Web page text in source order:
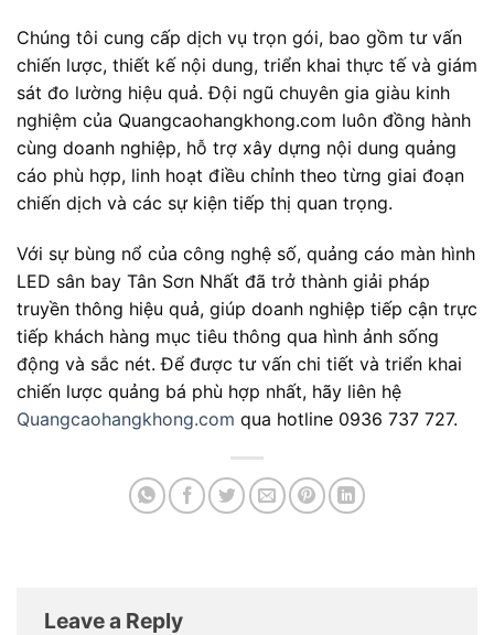
Chúng tôi cung cấp dịch vụ trọn gói, bao gồm tư vấn
chiến lược, thiết kế nội dung, triển khai thực tế và giám
sát đo lường hiệu quả. Đội ngũ chuyên gia giàu kinh
nghiệm của Quangcaohangkhong.com luôn đồng hành
cùng doanh nghiệp, hỗ trợ xây dựng nội dung quảng
cáo phù hợp, linh hoạt điều chỉnh theo từng giai đoạn
chiến dịch và các sự kiện tiếp thị quan trọng.
Với sự bùng nổ của công nghệ số, quảng cáo màn hình
LED sân bay Tân Sơn Nhất đã trở thành giải pháp
truyền thông hiệu quả, giúp doanh nghiệp tiếp cận trực
tiếp khách hàng mục tiêu thông qua hình ảnh sống
động và sắc nét. Để được tư vấn chi tiết và triển khai
chiến lược quảng bá phù hợp nhất, hãy liên hệ
Quangcaohangkhong.com qua hotline 0936 737 727.
Leave a Reply